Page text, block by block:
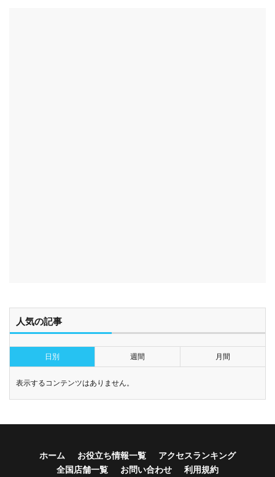
人気の記事
日別 週間 月間
表示するコンテンツはありません。
ホーム お役立ち情報一覧
アクセスランキング
全国店舗一覧
お問い合わせ 利用規約